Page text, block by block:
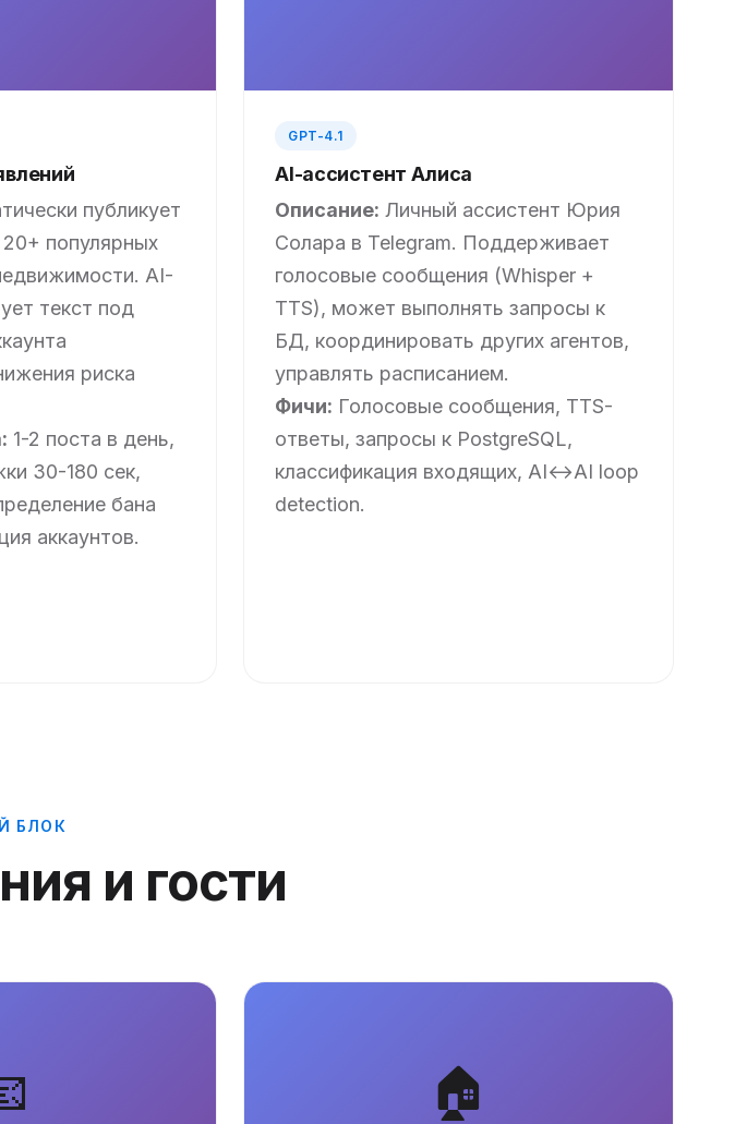
публикует
популярных
AI-
текст под
риска
1-2 поста в день,
30-180 сек,
бана
аккаунтов.
GPT-4.1
AI-ассистент Алиса
Описание: Личный ассистент Юрия
Солара в Telegram. Поддерживает
голосовые сообщения (Whisper +
TTS), может выполнять запросы к
БД, координировать других агентов,
управлять расписанием.
Фичи: Голосовые сообщения, TTS-
ответы, запросы к PostgreSQL,
классификация входящих, AI↔AI loop
detection.
БЛОК
и гости
🏠